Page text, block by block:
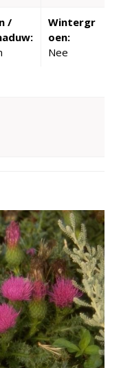
/
Wintergr
oen:
Nee